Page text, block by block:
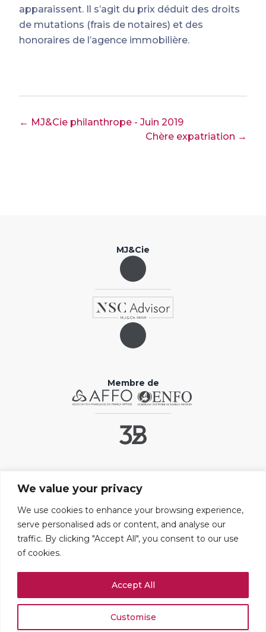
We value your privacy
We use cookies to enhance your browsing experience,
serve personalised ads or content, and analyse our
traffic. By clicking "Accept All", you consent to our use
of cookies.
Customise
Accept All
apparaissent. Il s’agit du prix déduit des droits
de mutations (frais de notaires) et des
honoraires de l’agence immobilière.
← MJ&Cie philanthrope - Juin 2019
Chère expatriation →
MJ&Cie
Membre de
Liens utiles
Contact
Mentions légales
Paramétrer les cookies
109 boulevard Haussmann
75008 PARIS